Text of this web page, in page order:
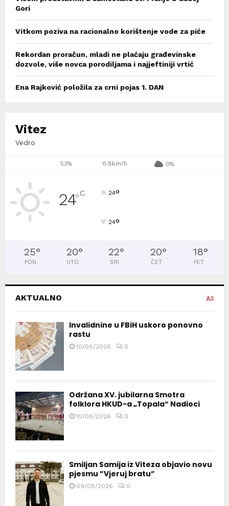
Gori
Vitkom poziva na racionalno korištenje vode za piće
Rekordan proračun, mladi ne plaćaju građevinske
dozvole, više novca porodiljama i najjeftiniji vrtić
Ena Rajković položila za crni pojas 1. DAN
Vitez
Vedro
53% 0.8km/h 0%
24°C 24°
24°
25°
PON
20°
UTO
22°
SRI
20°
ČET
18°
PET
AKTUALNO All
Invalidnine u FBiH uskoro ponovno
rastu
10/08/2026 0
Održana XV. jubilarna Smotra
folklora HKUD-a „Topala“ Nadioci
10/08/2026 0
Smiljan Šamija iz Viteza objavio novu
pjesmu ”Vjeruj bratu”
09/08/2026 0